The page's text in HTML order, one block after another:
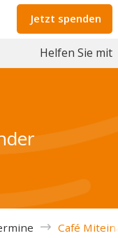
Helfen Sie mit
Jetzt spenden
Café